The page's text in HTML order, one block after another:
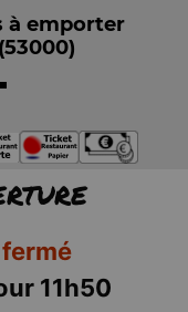
à emporter
11h50